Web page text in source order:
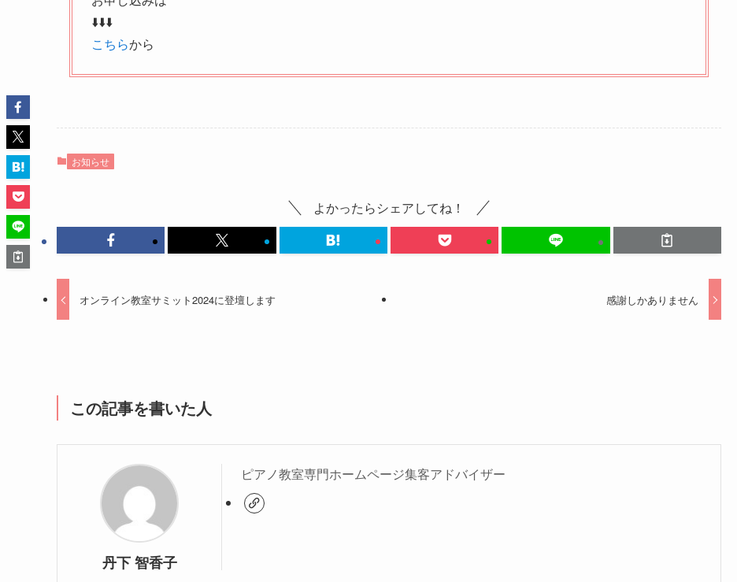
⬇️⬇️⬇️
こちらから
お知らせ
よかったらシェアしてね！
オンライン教室サミット2024に登壇します 感謝しかありません
この記事を書いた人
丹下 智香子
ピアノ教室専門ホームページ集客アドバイザー